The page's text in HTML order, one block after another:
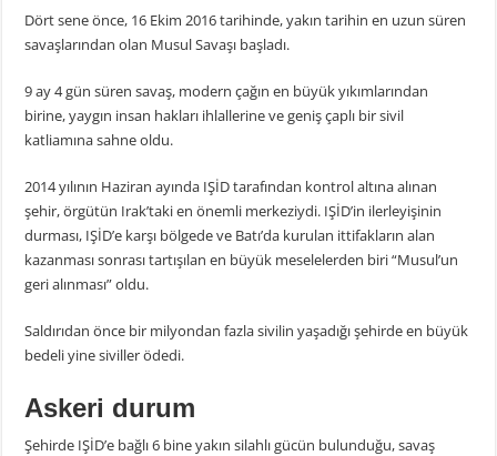
Dört sene önce, 16 Ekim 2016 tarihinde, yakın tarihin en uzun süren
savaşlarından olan Musul Savaşı başladı.
9 ay 4 gün süren savaş, modern çağın en büyük yıkımlarından
birine, yaygın insan hakları ihlallerine ve geniş çaplı bir sivil
katliamına sahne oldu.
2014 yılının Haziran ayında IŞİD tarafından kontrol altına alınan
şehir, örgütün Irak’taki en önemli merkeziydi. IŞİD’in ilerleyişinin
durması, IŞİD’e karşı bölgede ve Batı’da kurulan ittifakların alan
kazanması sonrası tartışılan en büyük meselelerden biri “Musul’un
geri alınması” oldu.
Saldırıdan önce bir milyondan fazla sivilin yaşadığı şehirde en büyük
bedeli yine siviller ödedi.
Askeri durum
Şehirde IŞİD’e bağlı 6 bine yakın silahlı gücün bulunduğu, savaş